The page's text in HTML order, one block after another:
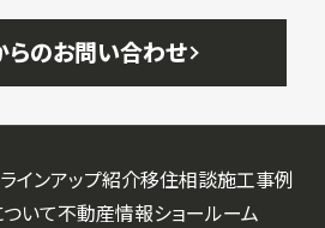
らのお問い合わせ
ラインアップ紹介移住相談施工事例
いて不動産情報ショールーム